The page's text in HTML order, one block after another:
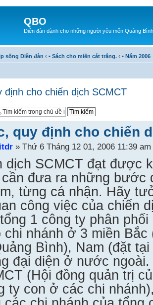
QBO
Diễn đàn dành cho những người yêu mến Quảng Bình
sống Diễn đàn ‹ • Sách cho miền cát trắng. ‹ • Năm 2006
cho chiến dịch SCMCT
quy định cho chiến
» Thứ 6 Tháng 12 01, 2006 11:39 am
dịch SCMCT đạt được
cần đưa ra những bước
từng cá nhận. Hãy
công việc của chiến
1 công ty phân
nhánh ở 3 miền Bắc
Bình), Nam (đặt
đại diện ở nước
(Hội đồng quản trị
ty con ở các chi